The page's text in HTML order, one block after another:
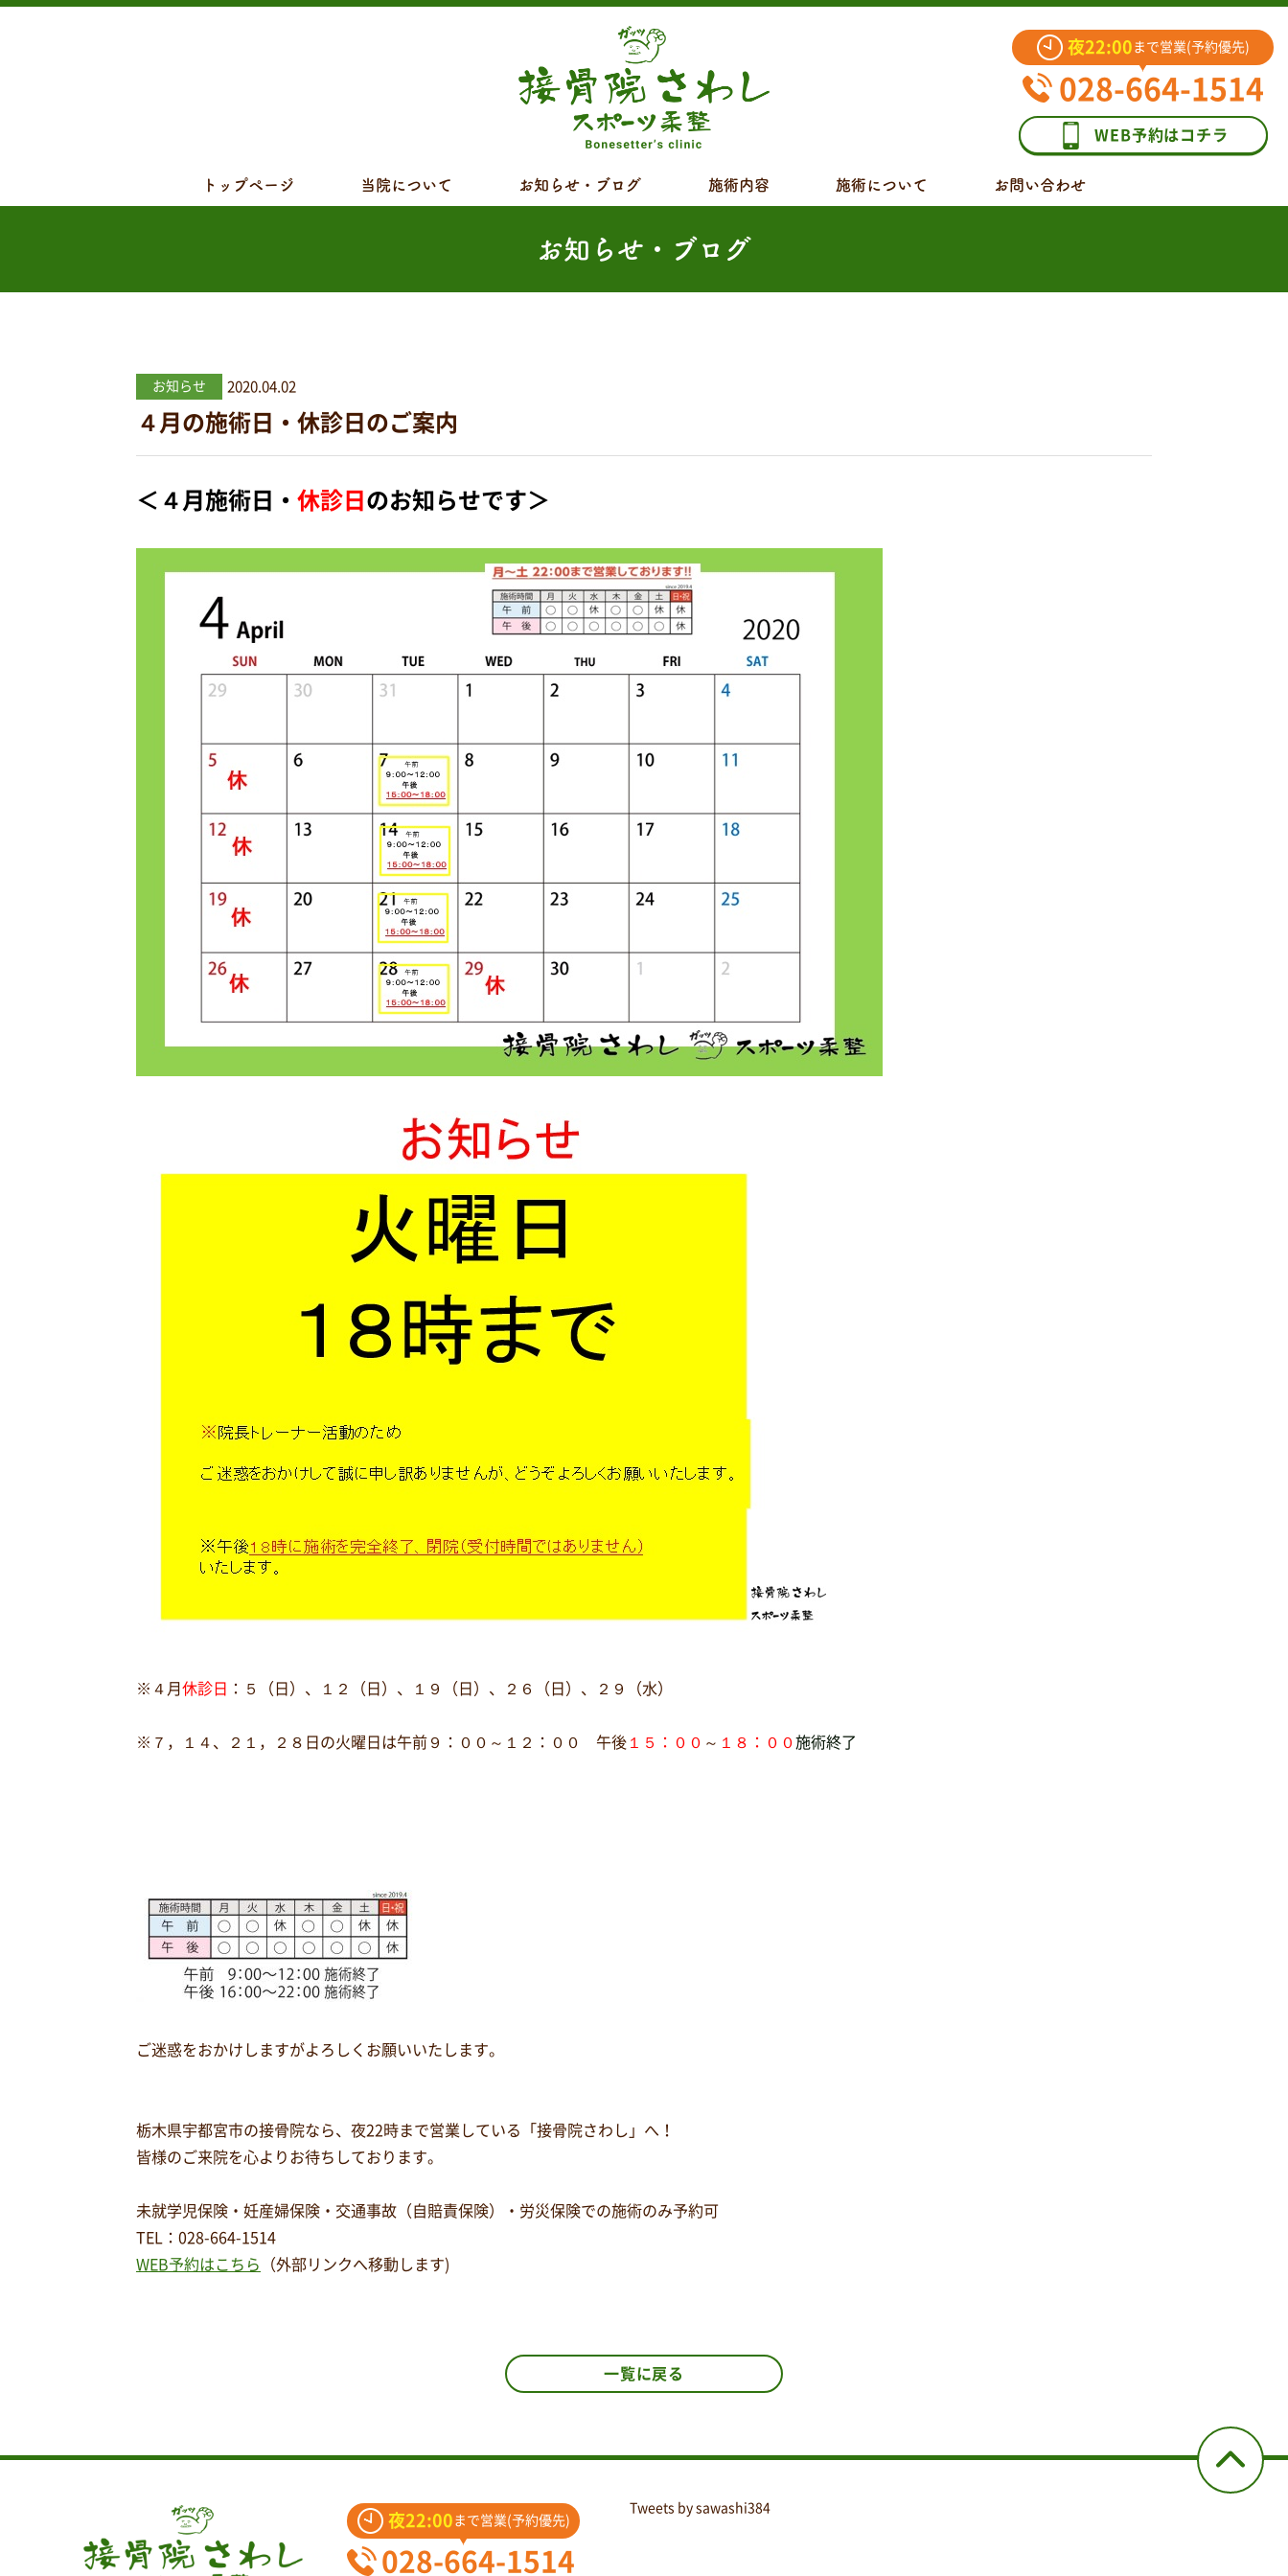
夜22:00 まで営業(予約優先)
028-664-1514
WEB予約はコチラ
トップページ 当院について お知らせ・ブログ 施術内容 施術について お問い合わせ
お知らせ・ブログ
お知らせ 2020.04.02
４月の施術日・休診日のご案内
＜４月 施術日・ 休診日 のお知らせです＞
※４月 休診日 ：５（日）、１２（日）、１９（日）、２６（日）、２９（水）
※７，１４、２１，２８日の火曜日は午前９：００～１２：００ 午後 １５：００ ～ １８：００施術終了
ご迷惑をおかけしますがよろしくお願いいたします。
栃木県宇都宮市の接骨院なら、夜22時まで営業している「接骨院さわし」へ！
皆様のご来院を心よりお待ちしております。
未就学児保険・妊産婦保険・交通事故（自賠責保険）・労災保険での施術のみ予約可
TEL
： 028-664-1514
WEB予約はこちら
（外部リンクへ移動します)
一覧に戻る
夜22:00 まで営業(予約優先)
028-664-1514
Tweets by sawashi384